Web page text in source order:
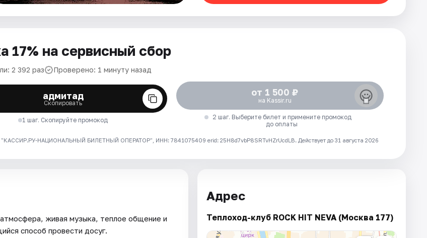
17% на сервисный сбор
2 392 раз Проверено: 1 минуту назад
адмитад
Скопировать
1 шаг. Скопируйте промокод
от 1 500 ₽
на Kassir.ru
2 шаг. Выберите билет и примените промокод
до оплаты
НАЦИОНАЛЬНЫЙ БИЛЕТНЫЙ ОПЕРАТОР", ИНН: 7841075409 erid: 25H8d7vbP8SRTvHZrUcdLB. Действует до 31 августа 2026
живая музыка, теплое общение и
способ провести досуг.
Адрес
Теплоход-клуб ROCK HIT NEVA (Москва 177)